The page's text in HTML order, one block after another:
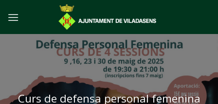
Curs de defensa personal femenina